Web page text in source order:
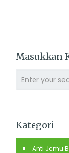
Masukkan
Kategori
Anti Jamu